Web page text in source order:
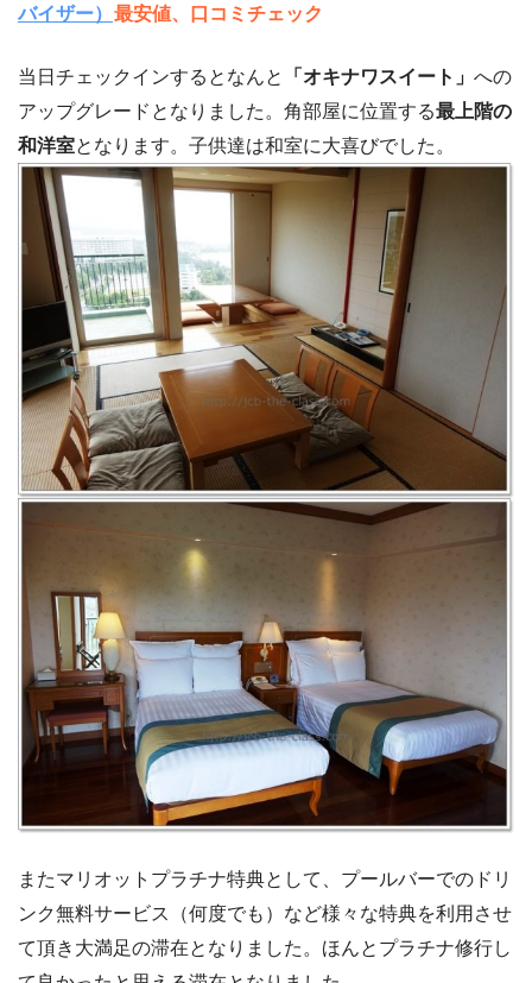
バイザー） 最安値、口コミチェック
当日チェックインするとなんと 「オキナワスイート」 への
アップグレードとなりました。角部屋に位置する最上階の
和洋室となります。子供達は和室に大喜びでした。
またマリオットプラチナ特典として、プールバーでのドリ
ンク無料サービス（何度でも）など様々な特典を利用させ
て頂き大満足の滞在となりました。ほんとプラチナ修行し